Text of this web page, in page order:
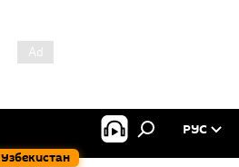
Узбекистан
РУС